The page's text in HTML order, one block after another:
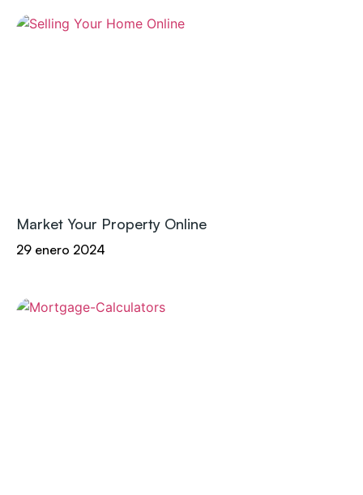
Market Your Property Online
29 enero 2024